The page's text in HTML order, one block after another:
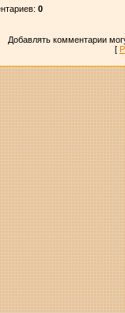
: 0
Добавлять комментарии
[